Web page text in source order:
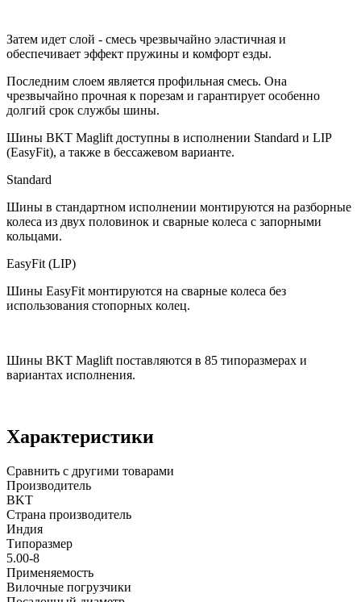
Затем идет слой - смесь чрезвычайно эластичная и
обеспечивает эффект пружины и комфорт езды.
Последним слоем является профильная смесь. Она
чрезвычайно прочная к порезам и гарантирует особенно
долгий срок службы шины.
Шины BKT Maglift доступны в исполнении Standard и LIP
(EasyFit), а также в бессажевом варианте.
Standard
Шины в стандартном исполнении монтируются на разборные
колеса из двух половинок и сварные колеса с запорными
кольцами.
EasyFit (LIP)
Шины EasyFit монтируются на сварные колеса без
использования стопорных колец.
Шины BKT Maglift поставляются в 85 типоразмерах и
вариантах исполнения.
Характеристики
Сравнить с другими товарами
Производитель
BKT
Страна производитель
Индия
Типоразмер
5.00-8
Применяемость
Вилочные погрузчики